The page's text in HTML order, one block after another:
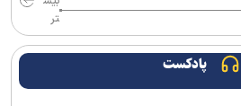
بدون نیاز به اینترنت مکالمات را ترجمه
هم نمی‌تواند مانند انسان فکر کند
تر
پادکست